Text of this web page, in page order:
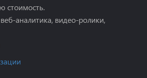
стоимость.
веб-аналитика, видео-ролики,